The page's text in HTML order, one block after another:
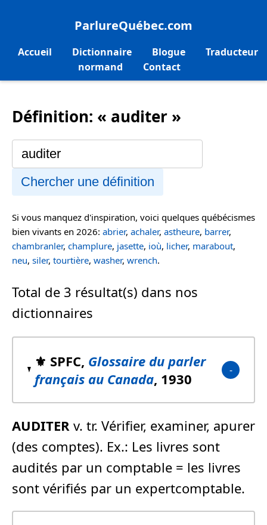
ParlureQuébec.com
Accueil Dictionnaire Blogue
Traducteur
normand
Contact
Définition: « auditer »
Chercher une définition
Si vous manquez d'inspiration, voici quelques québécismes
bien vivants en 2026: abrier, achaler, astheure, barrer,
chambranler, champlure, jasette, ioù, licher, marabout,
neu, siler, tourtière, washer, wrench.
Total de 3 résultat(s) dans nos
dictionnaires
⚜️ SPFC, Glossaire du parler
français au Canada, 1930
AUDITER v. tr. Vérifier, examiner, apurer
(des comptes). Ex.: Les livres sont
audités par un comptable = les livres
sont vérifiés par un expertcomptable.